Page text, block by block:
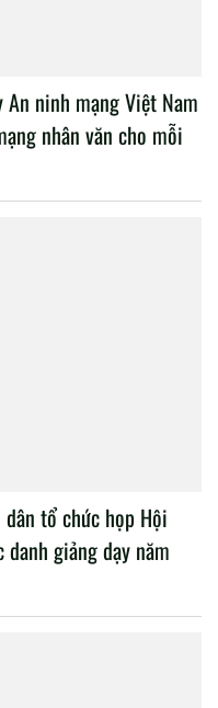
ninh mạng Việt Nam
nhân văn cho mỗi
tổ chức họp Hội
giảng dạy năm